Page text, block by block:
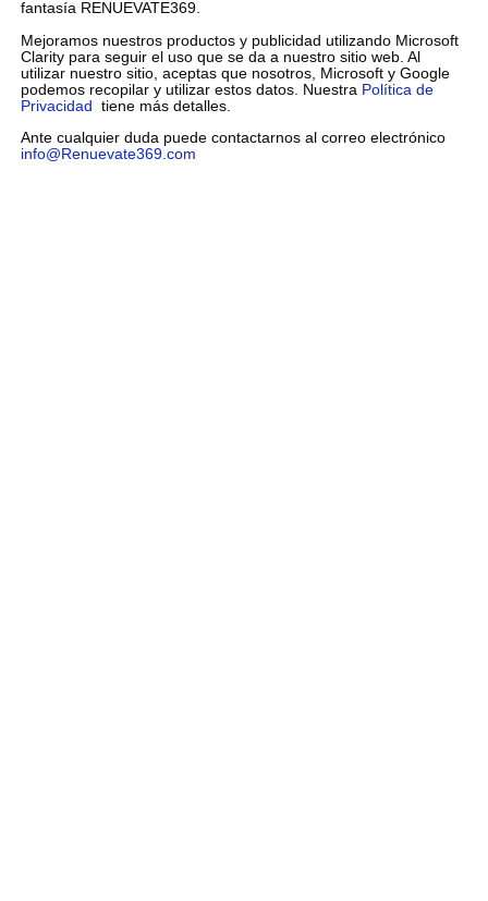
fantasía RENUEVATE369.
Mejoramos nuestros productos y publicidad utilizando Microsoft
Clarity para seguir el uso que se da a nuestro sitio web. Al
utilizar nuestro sitio, aceptas que nosotros, Microsoft y Google
podemos recopilar y utilizar estos datos. Nuestra Política de
Privacidad tiene más detalles.
Ante cualquier duda puede contactarnos al correo electrónico
info@Renuevate369.com